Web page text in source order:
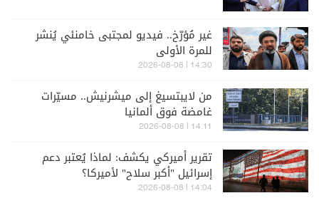
غير مُؤرّخ.. فيديو لمجتبى خامنئي يُنشر
للمرة الأولى
14:30 | 2026-08-08
من لايبتسيغ إلى ميشرنيش.. مسيّرات
غامضة فوق ألمانيا
14:11 | 2026-08-08
تقرير أميركي يكشف: لماذا يُعتبر دعم
إسرائيل "أكبر سلاح" لأميركا؟
14:04 | 2026-08-08